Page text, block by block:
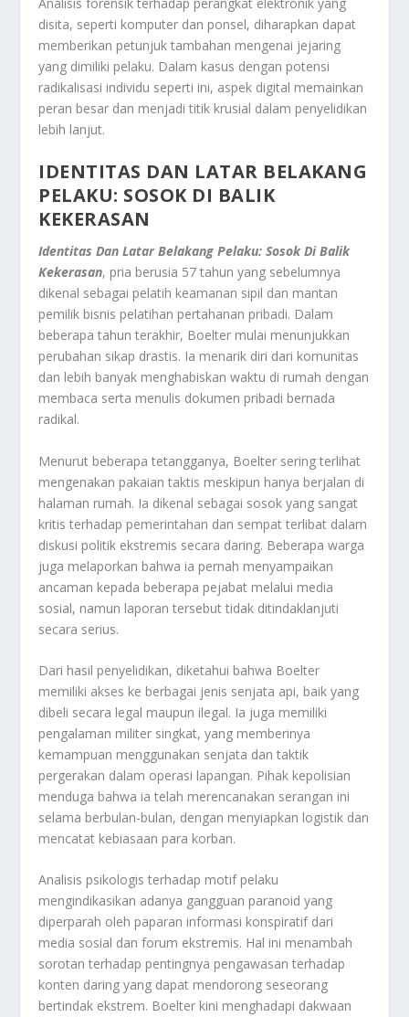
disita, seperti komputer dan ponsel, diharapkan dapat
memberikan petunjuk tambahan mengenai jejaring
yang dimiliki pelaku. Dalam kasus dengan potensi
radikalisasi individu seperti ini, aspek digital memainkan
peran besar dan menjadi titik krusial dalam penyelidikan
lebih lanjut.
IDENTITAS DAN LATAR BELAKANG
PELAKU: SOSOK DI BALIK
KEKERASAN
Identitas Dan Latar Belakang Pelaku: Sosok Di Balik
Kekerasan, pria berusia 57 tahun yang sebelumnya
dikenal sebagai pelatih keamanan sipil dan mantan
pemilik bisnis pelatihan pertahanan pribadi. Dalam
beberapa tahun terakhir, Boelter mulai menunjukkan
perubahan sikap drastis. Ia menarik diri dari komunitas
dan lebih banyak menghabiskan waktu di rumah dengan
membaca serta menulis dokumen pribadi bernada
radikal.
Menurut beberapa tetangganya, Boelter sering terlihat
mengenakan pakaian taktis meskipun hanya berjalan di
halaman rumah. Ia dikenal sebagai sosok yang sangat
kritis terhadap pemerintahan dan sempat terlibat dalam
diskusi politik ekstremis secara daring. Beberapa warga
juga melaporkan bahwa ia pernah menyampaikan
ancaman kepada beberapa pejabat melalui media
sosial, namun laporan tersebut tidak ditindaklanjuti
secara serius.
Dari hasil penyelidikan, diketahui bahwa Boelter
memiliki akses ke berbagai jenis senjata api, baik yang
dibeli secara legal maupun ilegal. Ia juga memiliki
pengalaman militer singkat, yang memberinya
kemampuan menggunakan senjata dan taktik
pergerakan dalam operasi lapangan. Pihak kepolisian
menduga bahwa ia telah merencanakan serangan ini
selama berbulan-bulan, dengan menyiapkan logistik dan
mencatat kebiasaan para korban.
Analisis psikologis terhadap motif pelaku
mengindikasikan adanya gangguan paranoid yang
diperparah oleh paparan informasi konspiratif dari
media sosial dan forum ekstremis. Hal ini menambah
sorotan terhadap pentingnya pengawasan terhadap
konten daring yang dapat mendorong seseorang
bertindak ekstrem. Boelter kini menghadapi dakwaan